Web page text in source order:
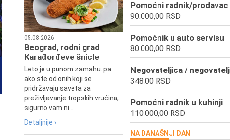
05.08.2026
Beograd, rodni grad
Karađorđeve šnicle
Leto je u punom zamahu, pa
ako ste od onih koji se
pridržavaju saveta za
preživljavanje tropskih vrućina,
sigurno vam ni...
Detaljnije ›
Pomoćni radnik/prodavac
90.000,00 RSD
Pomoćnik u auto servisu
80.000,00 RSD
Negovateljica / negovatelj
348,00 RSD
Pomoćni radnik u kuhinji
110.000,00 RSD
NA DANAŠNJI DAN